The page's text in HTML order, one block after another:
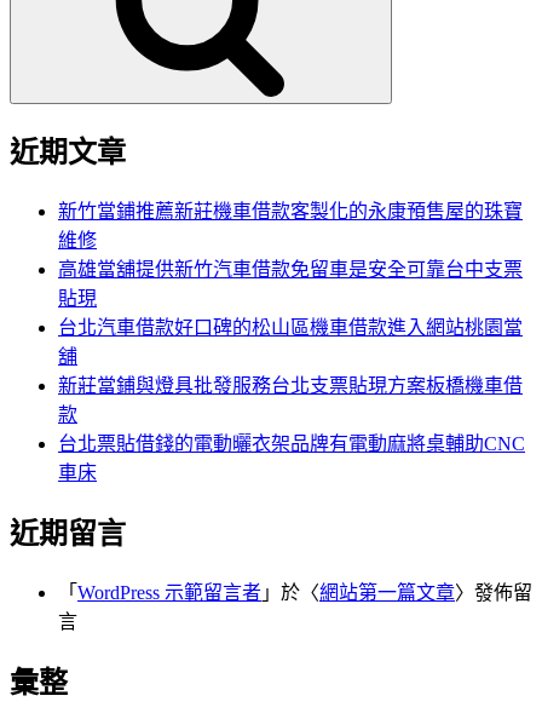
近期文章
新竹當鋪推薦新莊機車借款客製化的永康預售屋的珠寶
維修
高雄當舖提供新竹汽車借款免留車是安全可靠台中支票
貼現
台北汽車借款好口碑的松山區機車借款進入網站桃園當
舖
新莊當鋪與燈具批發服務台北支票貼現方案板橋機車借
款
台北票貼借錢的電動曬衣架品牌有電動麻將桌輔助CNC
車床
近期留言
「 WordPress 示範留言者 」於〈網站第一篇文章〉發佈留
言
彙整